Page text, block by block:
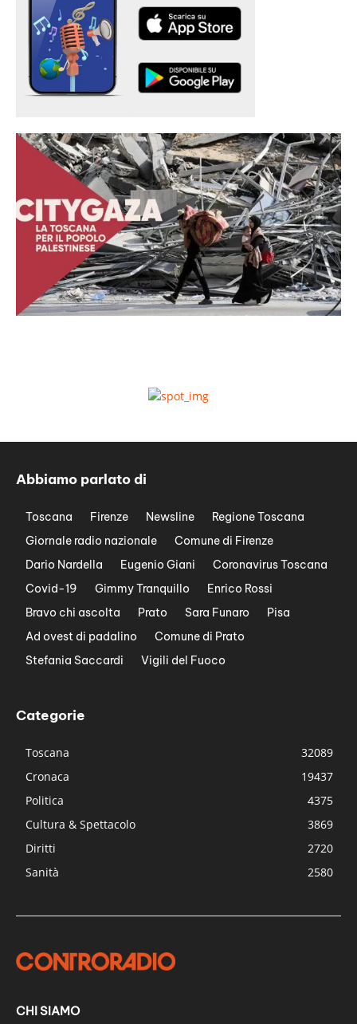
Abbiamo parlato di
Toscana Firenze Newsline
Regione Toscana
Giornale radio nazionale
Comune di Firenze
Dario Nardella
Eugenio Giani
Coronavirus Toscana
Covid-19
Gimmy Tranquillo
Enrico Rossi
Bravo chi ascolta
Prato Sara Funaro
Pisa
Ad ovest di padalino
Comune di Prato
Stefania Saccardi
Vigili del Fuoco
Categorie
Toscana
32089
Cronaca
19437
Politica
4375
Cultura & Spettacolo
3869
Diritti
2720
Sanità
2580
CHI SIAMO